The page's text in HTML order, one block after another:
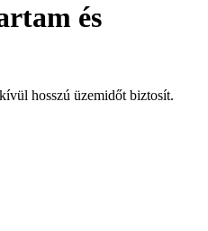
és
hosszú üzemidőt biztosít.